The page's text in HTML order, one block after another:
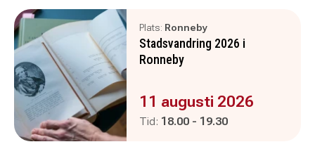
Plats: Ronneby
Stadsvandring 2026 i
Ronneby
Evenemanget är :
11 augusti 2026
Tid: Pågår mellan
18.00 - och
19.30